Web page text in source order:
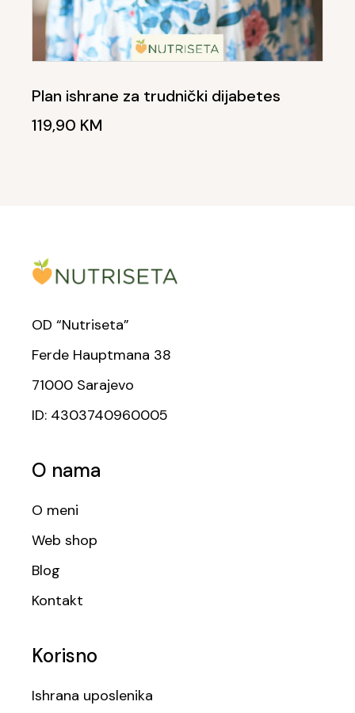
Plan ishrane za trudnički dijabetes
119,90 KM
OD “Nutriseta”
Ferde Hauptmana 38
71000 Sarajevo
ID: 4303740960005
O nama
O meni
Web shop
Blog
Kontakt
Korisno
Ishrana uposlenika